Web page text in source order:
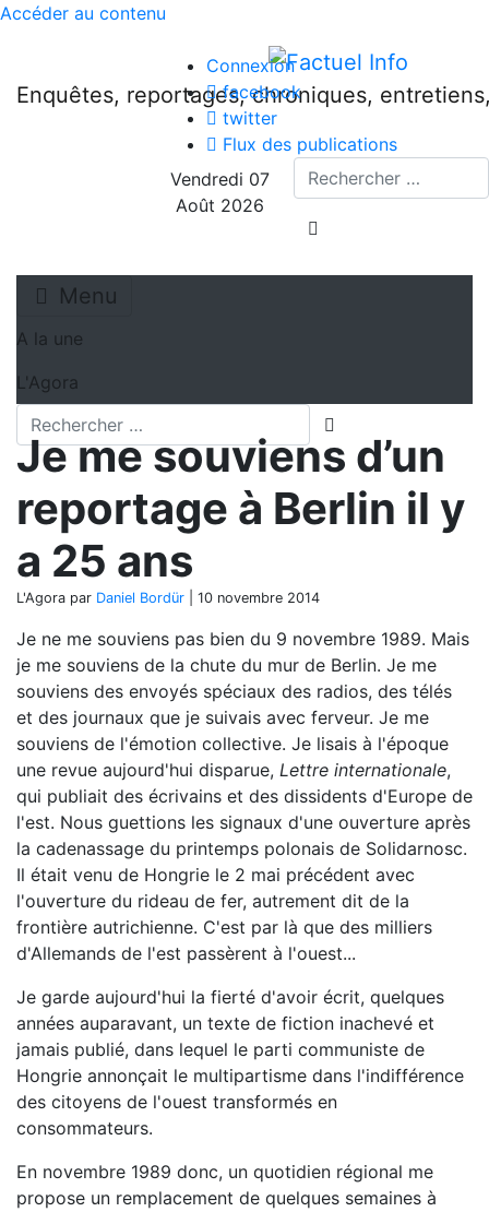
Accéder au contenu
Enquêtes, reportages, chroniques,
Connexion
facebook
twitter
Flux des publications
Vendredi 07
Août 2026
Recherche
Menu
A la une
L'Agora
Recherche
Je me souviens d’un
reportage à Berlin il y
a 25 ans
L'Agora par Daniel Bordür 10 novembre 2014
Je ne me souviens pas bien du 9 novembre 1989. Mais
je me souviens de la chute du mur de Berlin. Je me
souviens des envoyés spéciaux des radios, des télés
et des journaux que je suivais avec ferveur. Je me
souviens de l'émotion collective. Je lisais à l'époque
une revue aujourd'hui disparue, Lettre internationale,
qui publiait des écrivains et des dissidents d'Europe de
l'est. Nous guettions les signaux d'une ouverture après
la cadenassage du printemps polonais de Solidarnosc.
Il était venu de Hongrie le 2 mai précédent avec
l'ouverture du rideau de fer, autrement dit de la
frontière autrichienne. C'est par là que des milliers
d'Allemands de l'est passèrent à l'ouest...
Je garde aujourd'hui la fierté d'avoir écrit, quelques
années auparavant, un texte de fiction inachevé et
jamais publié, dans lequel le parti communiste de
Hongrie annonçait le multipartisme dans l'indifférence
des citoyens de l'ouest transformés en
consommateurs.
En novembre 1989 donc, un quotidien régional me
propose un remplacement de quelques semaines à